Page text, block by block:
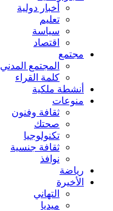
أخبار دولية
تعليم
سياسة
اقتصاد
مجتمع
المجتمع المدني
كلمة القراء
أنشطة ملكية
منوعات
ثقافة وفنون
صحتك
تكنولوجيا
ثقافة جنسية
نوافذ
رياضة
الأخيرة
التهاني
ميديا